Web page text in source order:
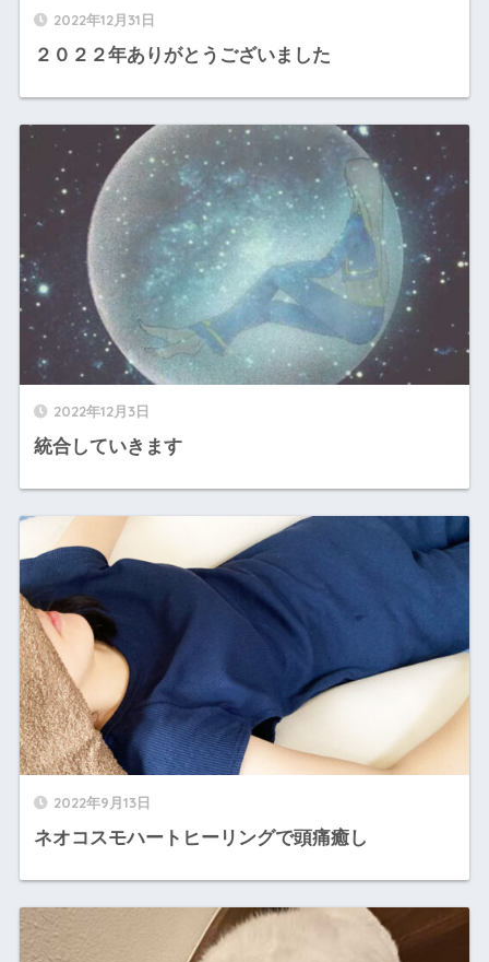
2022年12月31日
２０２２年ありがとうございました
2022年12月3日
統合していきます
2022年9月13日
ネオコスモハートヒーリングで頭痛癒し